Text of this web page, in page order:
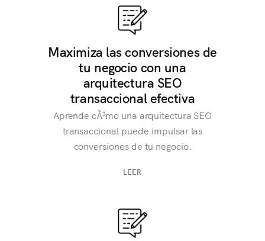
Maximiza las conversiones de
tu negocio con una
arquitectura SEO
transaccional efectiva
Aprende cÃ³mo una arquitectura SEO
transaccional puede impulsar las
conversiones de tu negocio.
LEER